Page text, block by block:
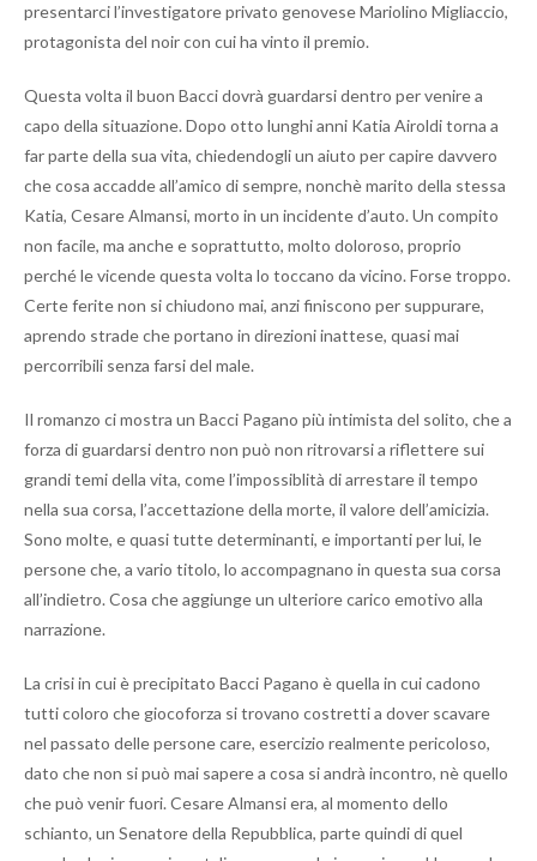
presentarci l’investigatore privato genovese Mariolino Migliaccio,
protagonista del noir con cui ha vinto il premio.
Questa volta il buon Bacci dovrà guardarsi dentro per venire a
capo della situazione. Dopo otto lunghi anni Katia Airoldi torna a
far parte della sua vita, chiedendogli un aiuto per capire davvero
che cosa accadde all’amico di sempre, nonchè marito della stessa
Katia, Cesare Almansi, morto in un incidente d’auto. Un compito
non facile, ma anche e soprattutto, molto doloroso, proprio
perché le vicende questa volta lo toccano da vicino. Forse troppo.
Certe ferite non si chiudono mai, anzi finiscono per suppurare,
aprendo strade che portano in direzioni inattese, quasi mai
percorribili senza farsi del male.
Il romanzo ci mostra un Bacci Pagano più intimista del solito, che a
forza di guardarsi dentro non può non ritrovarsi a riflettere sui
grandi temi della vita, come l’impossiblità di arrestare il tempo
nella sua corsa, l’accettazione della morte, il valore dell’amicizia.
Sono molte, e quasi tutte determinanti, e importanti per lui, le
persone che, a vario titolo, lo accompagnano in questa sua corsa
all’indietro. Cosa che aggiunge un ulteriore carico emotivo alla
narrazione.
La crisi in cui è precipitato Bacci Pagano è quella in cui cadono
tutti coloro che giocoforza si trovano costretti a dover scavare
nel passato delle persone care, esercizio realmente pericoloso,
dato che non si può mai sapere a cosa si andrà incontro, nè quello
che può venir fuori. Cesare Almansi era, al momento dello
schianto, un Senatore della Repubblica, parte quindi di quel